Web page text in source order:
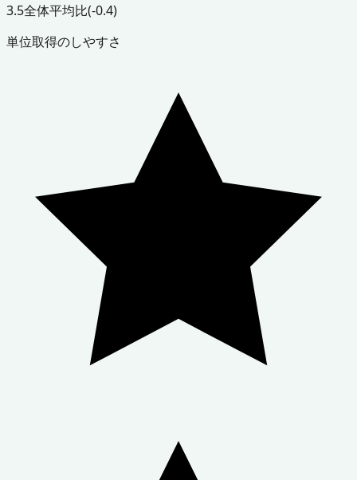
3.5全体平均比(-0.4)
単位取得のしやすさ